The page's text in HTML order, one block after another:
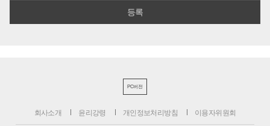
PC버전
회사소개 윤리강령 개인정보처리방침 이용자위원회